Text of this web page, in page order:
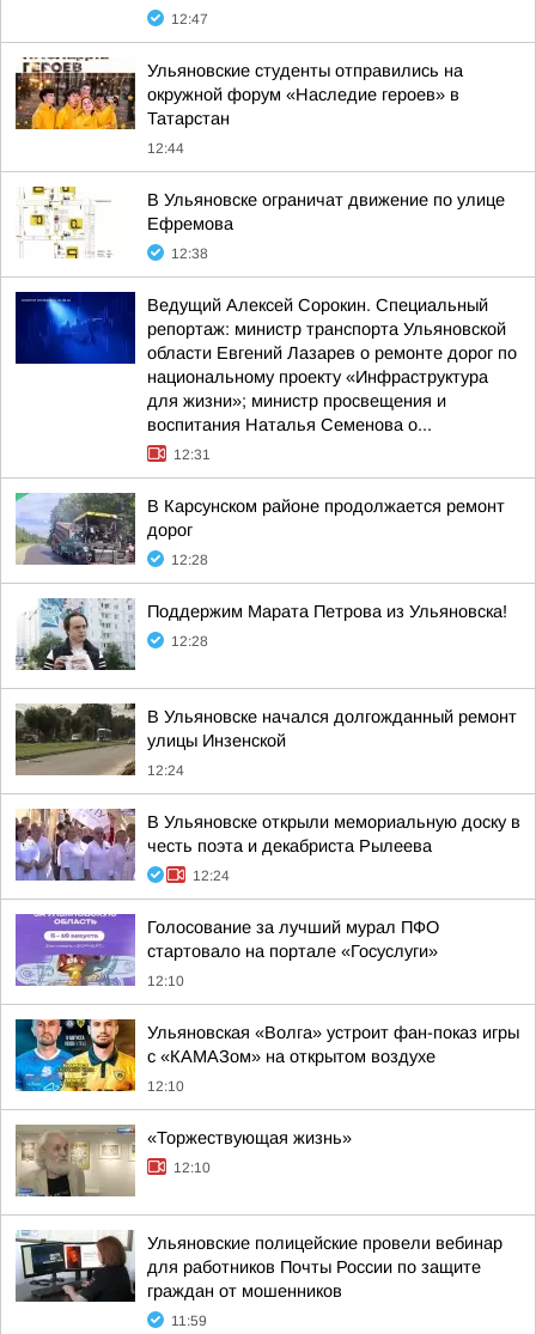
12:47
Ульяновские студенты отправились на
окружной форум «Наследие героев» в
Татарстан
12:44
В Ульяновске ограничат движение по улице
Ефремова
12:38
Ведущий Алексей Сорокин. Специальный
репортаж: министр транспорта Ульяновской
области Евгений Лазарев о ремонте дорог по
национальному проекту «Инфраструктура
для жизни»; министр просвещения и
воспитания Наталья Семенова о...
12:31
В Карсунском районе продолжается ремонт
дорог
12:28
Поддержим Марата Петрова из Ульяновска!
12:28
В Ульяновске начался долгожданный ремонт
улицы Инзенской
12:24
В Ульяновске открыли мемориальную доску в
честь поэта и декабриста Рылеева
12:24
Голосование за лучший мурал ПФО
стартовало на портале «Госуслуги»
12:10
Ульяновская «Волга» устроит фан-показ игры
с «КАМАЗом» на открытом воздухе
12:10
«Торжествующая жизнь»
12:10
Ульяновские полицейские провели вебинар
для работников Почты России по защите
граждан от мошенников
11:59